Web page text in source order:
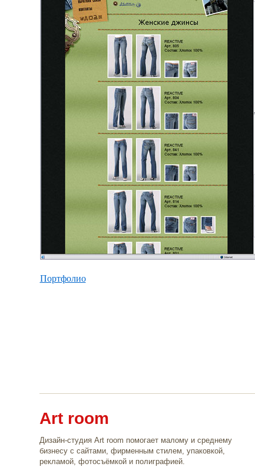
Портфолио
Art room
Дизайн-студия Art room помогает малому и среднему
бизнесу с сайтами, фирменным стилем, упаковкой,
рекламой, фотосъёмкой и полиграфией.